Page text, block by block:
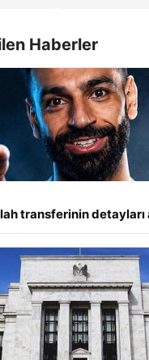
Haberler
transferinin detayları